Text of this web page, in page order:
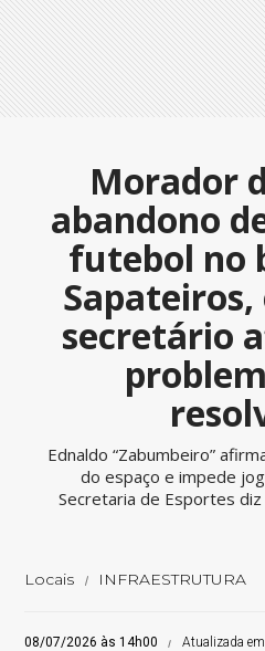
Morador
abandono
futebol no
Sapateiros,
secretário
Ednaldo “Zabumbeiro”
do espaço e impede
Secretaria de Esportes
Locais INFRAESTRUTURA
08/07/2026 às 14h00
Atualizada